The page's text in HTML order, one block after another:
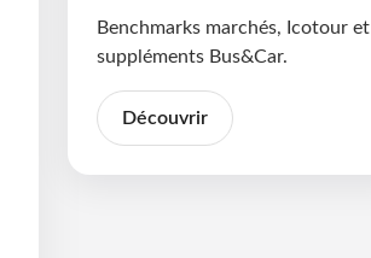
Benchmarks marchés, Icotour et
suppléments Bus&Car.
Découvrir